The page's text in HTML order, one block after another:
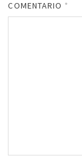
COMENTARIO *